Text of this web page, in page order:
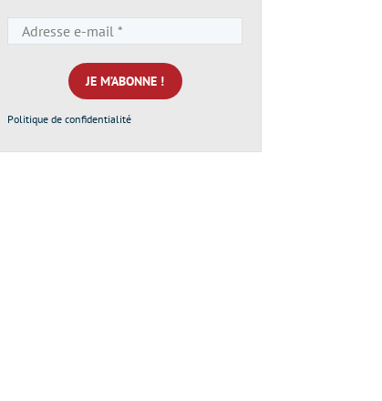
e-
mail
*
Politique de confidentialité